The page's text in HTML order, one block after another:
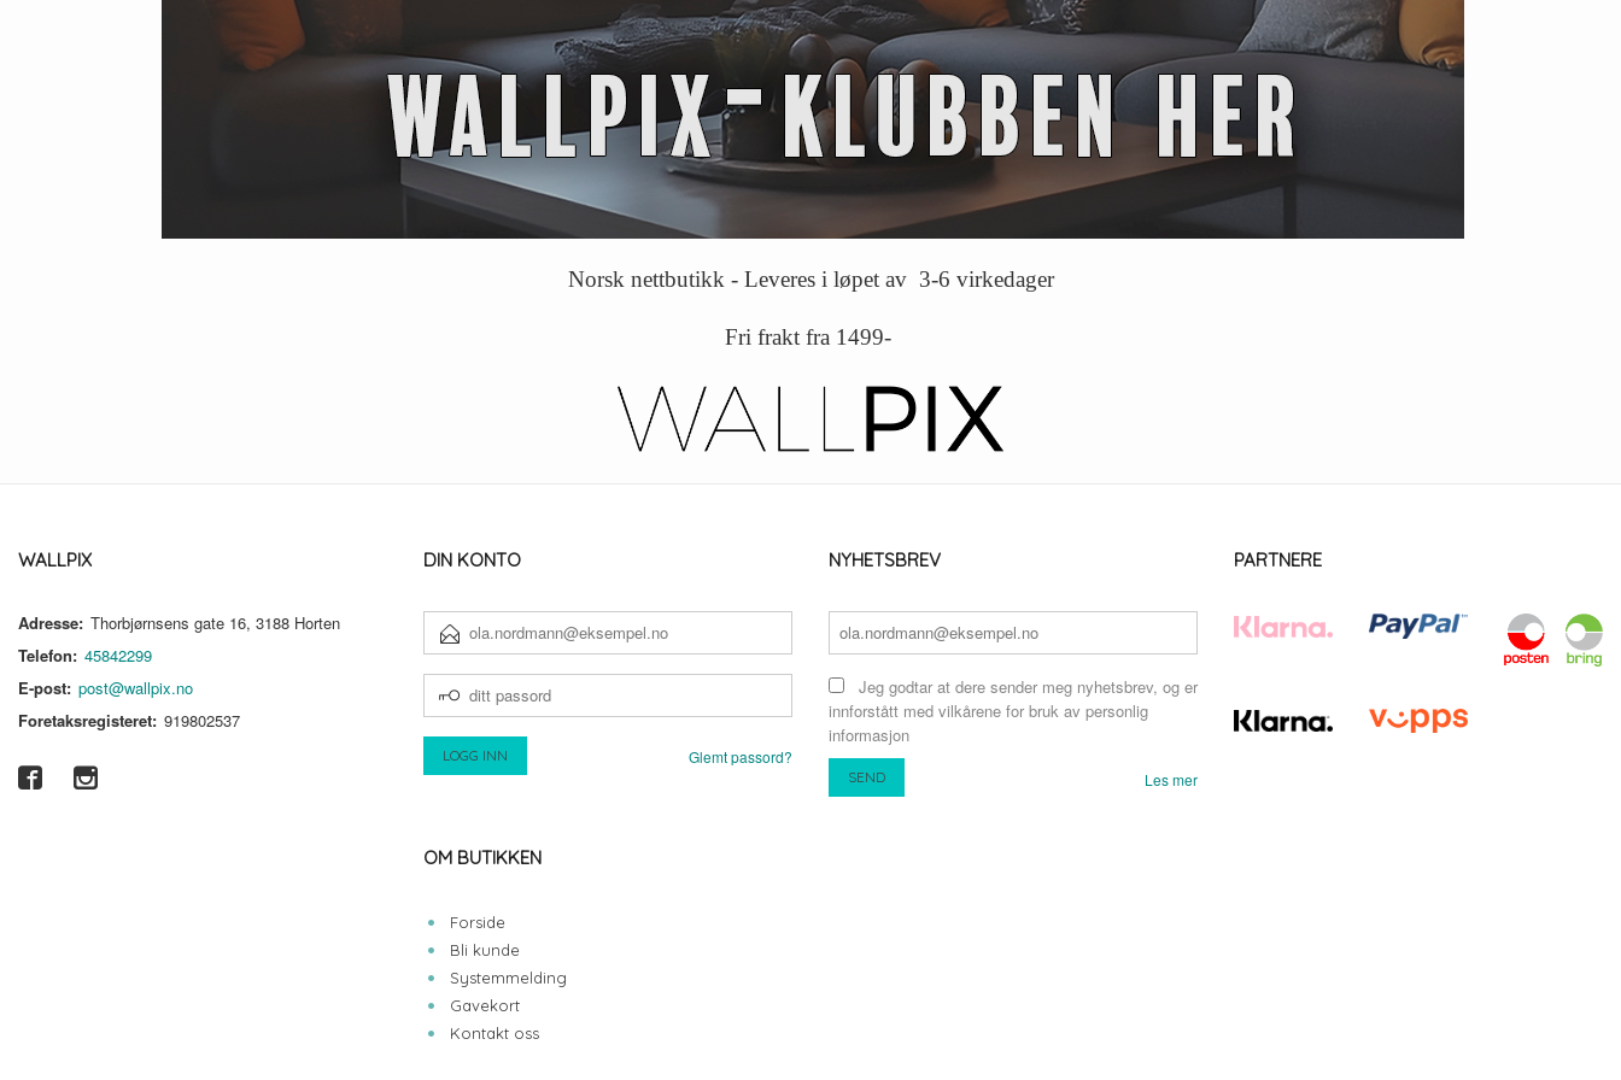
Norsk nettbutikk - Leveres i løpet av 3-6 virkedager
Fri frakt fra 1499-
WALLPIX
Adresse: Thorbjørnsens gate 16, 3188 Horten
Telefon: 45842299
E-post: post@wallpix.no
Foretaksregisteret: 919802537
DIN KONTO
POSTADRESSE
PASSORD
Glemt passord?
OM BUTIKKEN
Forside
Bli kunde
Systemmelding
Gavekort
Kontakt oss
NYHETSBREV
Jeg godtar at dere sender meg nyhetsbrev, og er
innforstått med vilkårene for bruk av personlig
informasjon
Les mer
PARTNERE